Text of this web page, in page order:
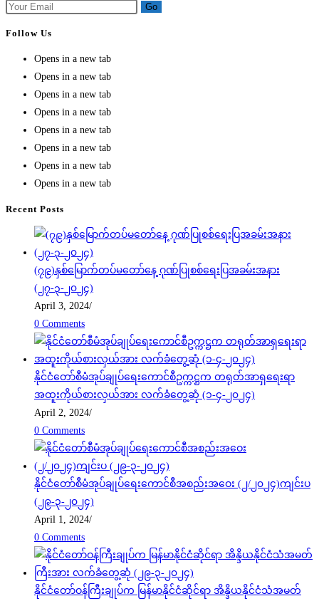
Go
Follow Us
Opens in a new tab
Opens in a new tab
Opens in a new tab
Opens in a new tab
Opens in a new tab
Opens in a new tab
Opens in a new tab
Opens in a new tab
Recent Posts
(၇၉)နှစ်မြောက်တပ်မတော်နေ့ ဂုဏ်ပြုစစ်ရေးပြအခမ်းအနား
(၂၇-၃-၂၀၂၄)
April 3, 2024/
0 Comments
နိုင်ငံတော်စီမံအုပ်ချုပ်ရေးကောင်စီဥက္ကဋ္ဌက တရုတ်အာရှရေးရာ
အထူးကိုယ်စားလှယ်အား လက်ခံတွေ့ဆုံ (၁-၄-၂၀၂၄)
April 2, 2024/
0 Comments
နိုင်ငံတော်စီမံအုပ်ချုပ်ရေးကောင်စီအစည်းအဝေး (၂/၂၀၂၄)ကျင်းပ
(၂၉-၃-၂၀၂၄)
April 1, 2024/
0 Comments
နိုင်ငံတော်ဝန်ကြီးချုပ်က မြန်မာနိုင်ငံဆိုင်ရာ အိန္ဒိယနိုင်ငံသံအမတ်